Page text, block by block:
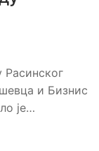
и Бизнис
је…